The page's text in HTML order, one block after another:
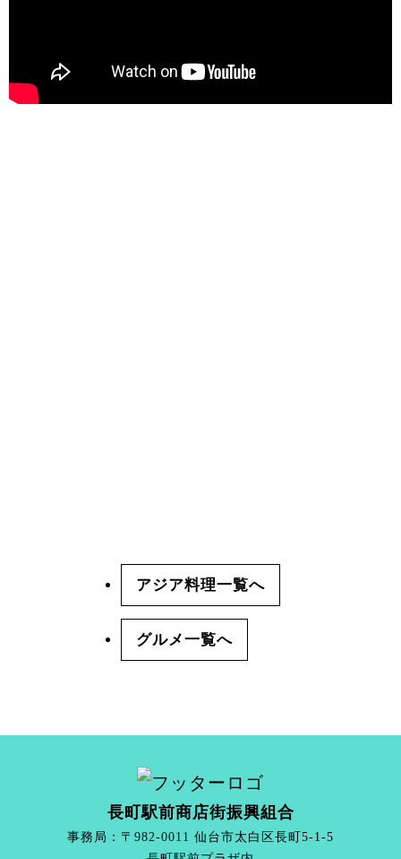
アジア料理
グルメ
長町駅前商店街振興組合
事務局：〒982-0011 仙台市太白区長町5-1-5